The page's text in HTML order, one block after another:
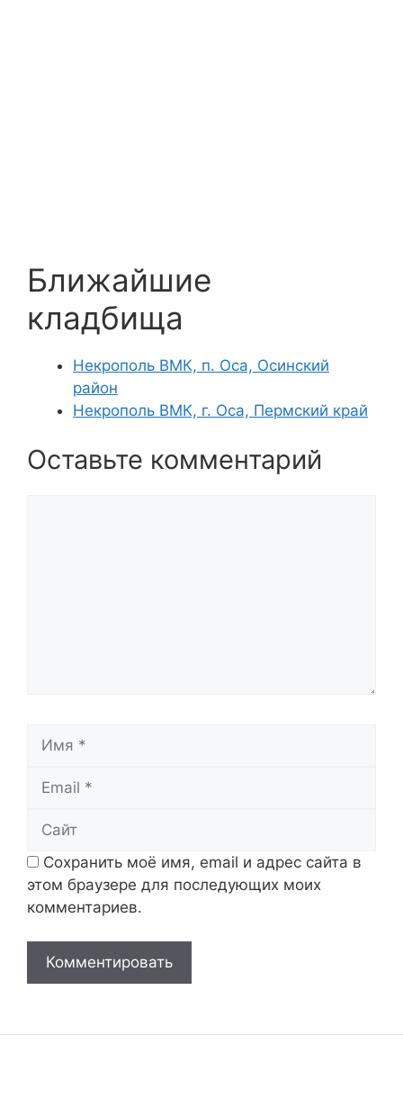
Ближайшие
кладбища
Некрополь ВМК, п. Оса, Осинский
район
Некрополь ВМК, г. Оса, Пермский край
Оставьте комментарий
Сохранить моё имя, email и адрес сайта в
этом браузере для последующих моих
комментариев.